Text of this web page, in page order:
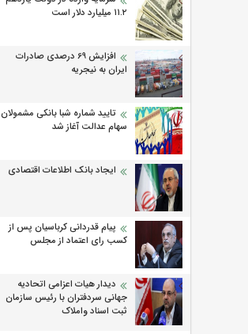
۱۱.۲ میلیارد دلار است
افزایش 69 درصدی صادرات
ایران به نیجریه
تایید شماره شبا بانکی مشمولان
سهام عدالت آغاز شد
ایجاد بانک اطلاعات اقتصادی
پیام قدردانی کرباسیان پس از
کسب رای اعتماد از مجلس
دیدار هیات اعزامی اتحادیه
جهانی سردفتران با رئیس سازمان
ثبت اسناد واملاک